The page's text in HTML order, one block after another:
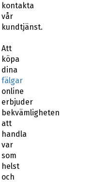
kontakta
vår
kundtjänst.
Att
köpa
dina
fälgar
online
erbjuder
bekvämligheten
att
handla
var
som
helst
och